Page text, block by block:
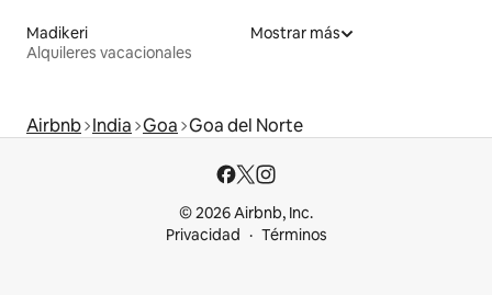
Madikeri
Alquileres vacacionales
Mostrar más
Airbnb India Goa Goa del Norte
© 2026 Airbnb, Inc.
Privacidad
Términos